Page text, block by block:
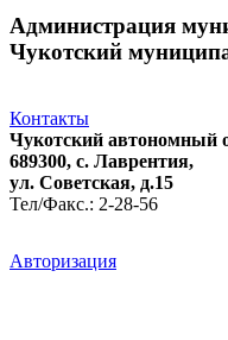
Администрация
Чукотский
Контакты
Чукотский автономный
689300, с. Лаврентия,
ул. Советская, д.15
Тел/Факс.: 2-28-56
Авторизация